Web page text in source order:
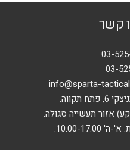
קשר
03-
info@sparta-
תקווה.
אזור תעשייה סגולה.
17:00.